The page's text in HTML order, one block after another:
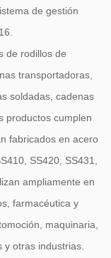
de gestión
de rodillos de
transportadoras,
soldadas, cadenas
productos cumplen
fabricados en acero
SS420, SS431,
ampliamente en
farmacéutica y
maquinaria,
otras industrias.